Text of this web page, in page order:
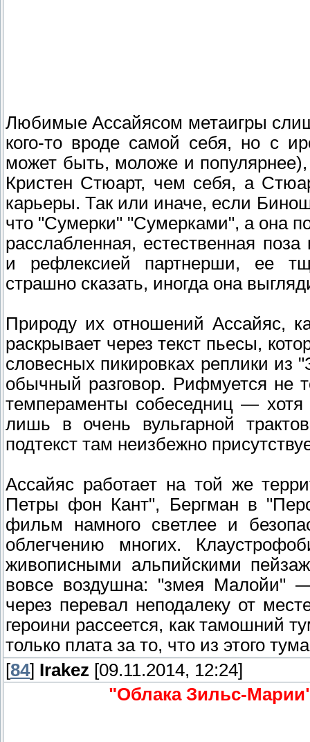
Любимые Ассайясом метаигры
кого-то вроде самой себя, но с
может быть, моложе и
Кристен Стюарт, чем себя, а
карьеры. Так или иначе, если
что "Сумерки" "Сумерками", а она
расслабленная, естественная
и рефлексией партнерши, ее
страшно сказать, иногда она
Природу их отношений Ассайяс,
раскрывает через текст пьесы,
словесных пикировках реплики
обычный разговор. Рифмуется не
темпераменты собеседниц —
лишь в очень вульгарной
подтекст там неизбежно
Ассайяс работает на той же
Петры фон Кант", Бергман в
фильм намного светлее и
облегчению многих.
живописными альпийскими
вовсе воздушна: "змея Малойи"
через перевал неподалеку от
героини рассеется, как тамошний
только плата за то, что из этого
[84] Irakez [09.11.2014, 12:24]
"Облака Зильс-